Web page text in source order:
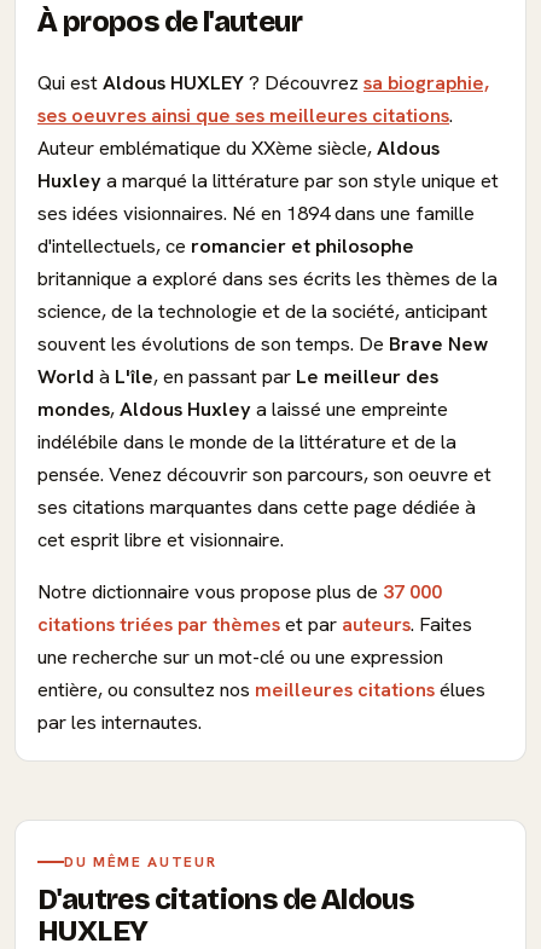
À propos de l'auteur
Qui estAldous HUXLEY? Découvrez sa biographie,
ses oeuvres ainsi que ses meilleures citations.
Auteur emblématique du XXème siècle,Aldous
Huxleya marqué la littérature par son style unique et
ses idées visionnaires. Né en 1894 dans une famille
d'intellectuels, ce romancier et philosophe
britannique a exploré dans ses écrits les thèmes de la
science, de la technologie et de la société, anticipant
souvent les évolutions de son temps. De Brave New
World à L'île, en passant par Le meilleur des
mondes,Aldous Huxleya laissé une empreinte
indélébile dans le monde de la littérature et de la
pensée. Venez découvrir son parcours, son oeuvre et
ses citations marquantes dans cette page dédiée à
cet esprit libre et visionnaire.
Notre dictionnaire vous propose plus de 37 000
citations triées par thèmeset par auteurs. Faites
une recherche sur un mot-clé ou une expression
entière, ou consultez nos meilleures citationsélues
par les internautes.
DU MÊME AUTEUR
D'autres citations de Aldous
HUXLEY